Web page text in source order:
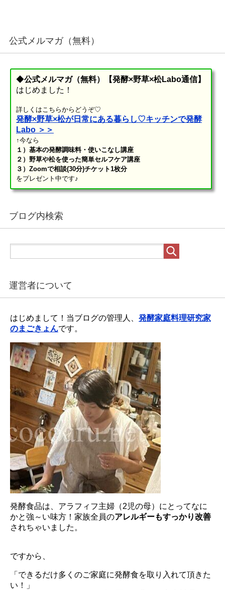
公式メルマガ（無料）
◆公式メルマガ（無料）【発酵×野草×松Labo通信】
はじめました！
詳しくはこちらからどうぞ♡
発酵×野草×松が日常にある暮らし♡キッチンで発酵
Labo ＞＞
↑今なら
１）基本の発酵調味料・使いこなし講座
２）野草や松を使った簡単セルフケア講座
３）Zoomで相談(30分)チケット1枚分
をプレゼント中です♪
ブログ内検索
運営者について
はじめまして！当ブログの管理人、 発酵家庭料理研究家
のまごきょんです。
発酵食品は、アラフィフ主婦（2児の母）にとってなに
かと強～い味方！家族全員のアレルギーもすっかり改善
されちゃいました。
ですから、
「できるだけ多くのご家庭に発酵食を取り入れて頂きた
い！」